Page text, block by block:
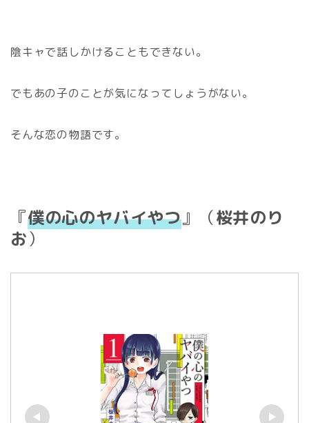
陰キャで話しかけることもできない。
でもあの子のことが気になってしょうがない。
そんな恋の物語です。
『僕の心のヤバイやつ』（桜井のり
お）